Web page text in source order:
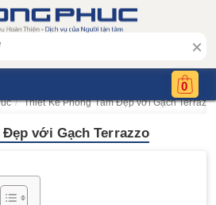
×
0
Thiết Kế Phòng Tắm Đẹp với Gạch
với Gạch Terrazzo